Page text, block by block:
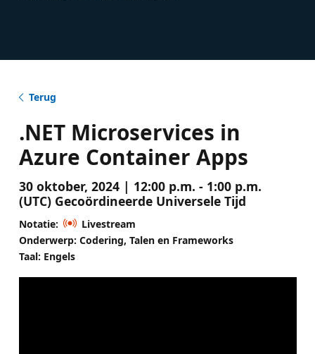
Terug
.NET Microservices in
Azure Container Apps
30 oktober, 2024 | 12:00 p.m. - 1:00 p.m.
(UTC) Gecoördineerde Universele Tijd
Notatie:
Livestream
Onderwerp: Codering, Talen en Frameworks
Taal: Engels